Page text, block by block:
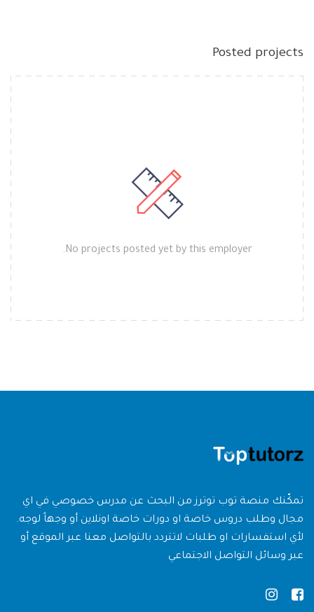
Posted projects
No projects posted yet by this employer.
تمكّنك منصة توب توترز من البحث عن مدرس خصوصي في اي
مجال وطلب دروس خاصة او دورات خاصة اونلاين أو وجهاً لوجه.
لأي استفسارات او طلبات لاتتردد بالتواصل معنا عبر الموقع أو
عبر وسائل التواصل الاجتماعي